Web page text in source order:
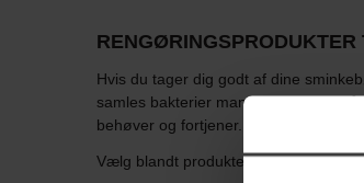
Hvis du tager dig godt af dine
samles bakterier man gerne vil
behøver og fortjener.
Vælg blandt produkter fra